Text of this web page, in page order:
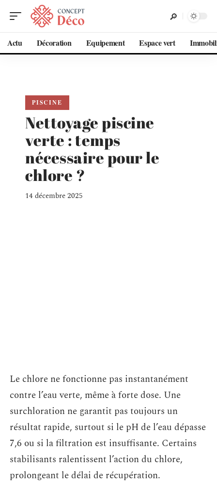
Actu Décoration Equipement Espace vert
PISCINE
Nettoyage piscine
verte : temps
nécessaire pour le
chlore ?
14 décembre 2025
Le chlore ne fonctionne pas instantanément
contre l’eau verte, même à forte dose. Une
surchloration ne garantit pas toujours un
résultat rapide, surtout si le pH de l’eau dépasse
7,6 ou si la filtration est insuffisante. Certains
stabilisants ralentissent l’action du chlore,
prolongeant le délai de récupération.